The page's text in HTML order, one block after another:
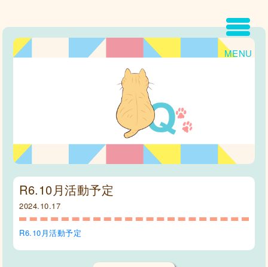
MENU
R6.10月活動予定
2024.10.17
R6.10月活動予定